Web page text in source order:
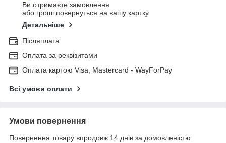
Ви отримаєте замовлення
або гроші повернуться на вашу картку
Детальніше
Післяплата
Оплата за реквізитами
Оплата картою Visa, Mastercard - WayForPay
Всі умови оплати
Умови повернення
Повернення товару впродовж 14 днів за домовленістю